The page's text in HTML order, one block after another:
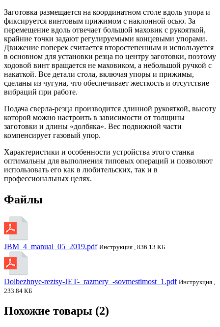
Заготовка размещается на координатном столе вдоль упора и
фиксируется винтовым прижимом с наклонной осью. За
перемещение вдоль отвечает большой маховик с рукояткой,
крайние точки задают регулируемыми концевыми упорами.
Движение поперек считается второстепенным и используется
в основном для установки резца по центру заготовки, поэтому
ходовой винт вращается не маховиком, а небольшой ручкой с
накаткой. Все детали стола, включая упоры и прижимы,
сделаны из чугуна, что обеспечивает жесткость и отсутствие
вибраций при работе.
Подача сверла-резца производится длинной рукояткой, высоту
которой можно настроить в зависимости от толщины
заготовки и длины «долбяка». Вес подвижной части
компенсирует газовый упор.
Характеристики и особенности устройства этого станка
оптимальны для выполнения типовых операций и позволяют
использовать его как в любительских, так и в
профессиональных целях.
Файлы
JBM_4_manual_05_2019.pdf Инструкция , 836.13 КБ
Dolbezhnye-reztsy-JET-_razmery_-sovmestimost_1.pdf Инструкция ,
233.84 КБ
Похожие товары (2)